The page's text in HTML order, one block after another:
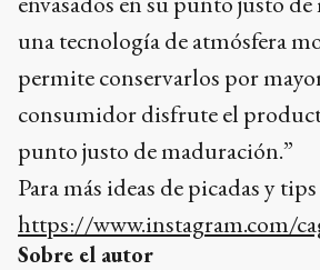
una tecnología de atmósfera
permite conservarlos por
consumidor disfrute el
punto justo de maduración.”
Para más ideas de picadas y
https://www.instagram.com/
Sobre el autor